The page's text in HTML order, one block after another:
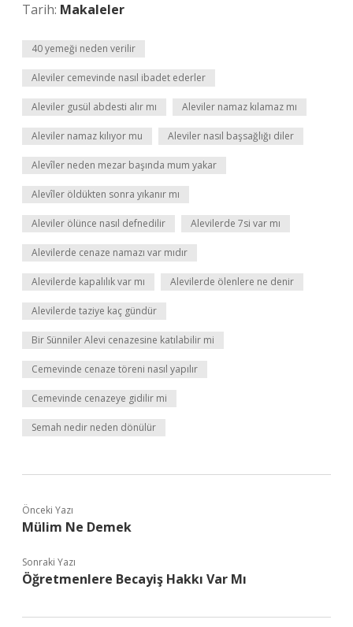
Tarih: Makaleler
40 yemeği neden verilir
Aleviler cemevinde nasıl ibadet ederler
Aleviler gusül abdesti alır mı Aleviler namaz kılamaz mı
Aleviler namaz kılıyor mu Aleviler nasıl başsağlığı diler
Alevîler neden mezar başında mum yakar
Alevîler öldükten sonra yıkanır mı
Aleviler ölünce nasıl defnedilir Alevilerde 7si var mı
Alevilerde cenaze namazı var mıdır
Alevilerde kapalılık var mı Alevilerde ölenlere ne denir
Alevilerde taziye kaç gündür
Bir Sünniler Alevi cenazesine katılabilir mi
Cemevinde cenaze töreni nasıl yapılır
Cemevinde cenazeye gidilir mi
Semah nedir neden dönülür
Önceki Yazı
Mülim Ne Demek
Sonraki Yazı
Öğretmenlere Becayiş Hakkı Var Mı